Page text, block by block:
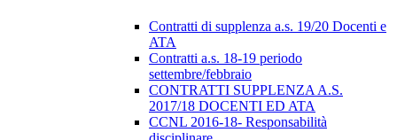
Contratti di supplenza a.s. 19/20 Docenti e
ATA
Contratti a.s. 18-19 periodo
settembre/febbraio
CONTRATTI SUPPLENZA A.S.
2017/18 DOCENTI ED ATA
CCNL 2016-18- Responsabilità